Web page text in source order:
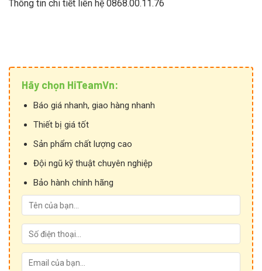
Thông tin chi tiết liên hệ 0868.00.11.76
Hãy chọn HiTeamVn:
Báo giá nhanh, giao hàng nhanh
Thiết bị giá tốt
Sản phẩm chất lượng cao
Đội ngũ kỹ thuật chuyên nghiệp
Bảo hành chính hãng